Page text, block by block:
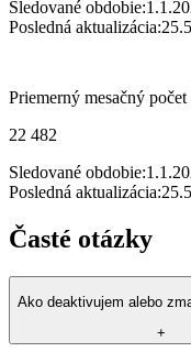
Sledované obdobie:
Posledná aktualizácia:
Priemerný mesačný
22 482
Sledované obdobie:
Posledná aktualizácia:
Časté otázky
Ako deaktivujem alebo
+